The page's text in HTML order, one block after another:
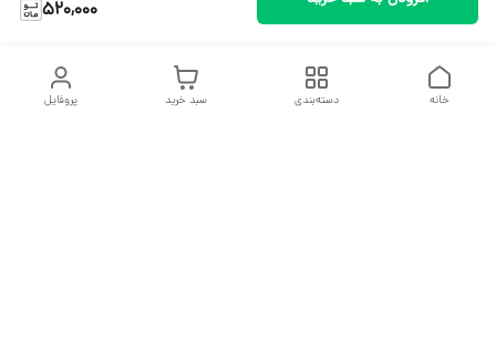
520,000
پروفایل سبد خرید دسته‌بندی خانه